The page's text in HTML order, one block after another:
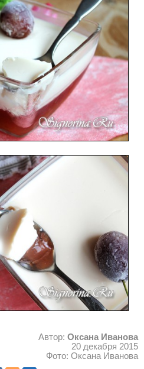
Автор: Оксана Иванова
20 декабря 2015
Фото: Оксана Иванова